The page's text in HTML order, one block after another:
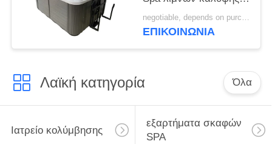
Vinyl Spa κάλυψη
για???????????
negotiable, depends on purchase volume MOQ:10 ~ 100 σύνολο
ΕΠΙΚΟΙΝΩΝΊΑ
Λαϊκή κατηγορία Όλα
Ιατρείο κολύμβησης
εξαρτήματα σκαφών
SPA